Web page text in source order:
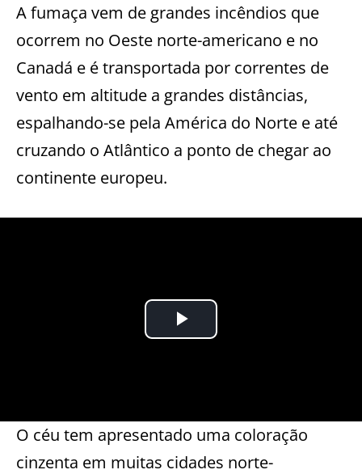
A fumaça vem de grandes incêndios que
ocorrem no Oeste norte-americano e no
Canadá e é transportada por correntes de
vento em altitude a grandes distâncias,
espalhando-se pela América do Norte e até
cruzando o Atlântico a ponto de chegar ao
continente europeu.
O céu tem apresentado uma coloração
cinzenta em muitas cidades norte-